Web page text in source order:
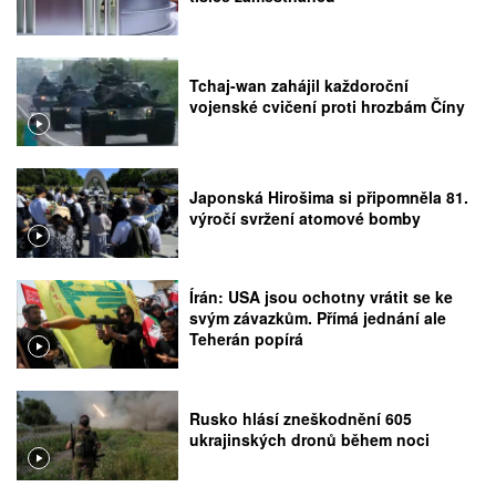
Tchaj-wan zahájil každoroční
vojenské cvičení proti hrozbám Číny
Japonská Hirošima si připomněla 81.
výročí svržení atomové bomby
Írán: USA jsou ochotny vrátit se ke
svým závazkům. Přímá jednání ale
Teherán popírá
Rusko hlásí zneškodnění 605
ukrajinských dronů během noci